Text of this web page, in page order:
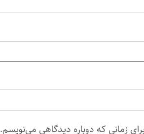
زمانی که دوباره دیدگاهی می‌نویسم.